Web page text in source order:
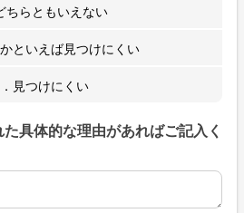
ちらともいえない
といえば見つけにくい
見つけにくい
具体的な理由があればご記入く
具体的な理由があればご記入くだ